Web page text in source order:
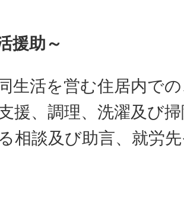
援助～
生活を営む住居内で
援、調理、洗濯及び
相談及び助言、就労